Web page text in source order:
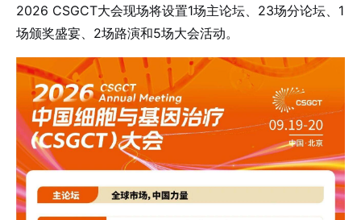
2026 CSGCT大会现场将设置1场主论坛、23场分论坛、1
场颁奖盛宴、2场路演和5场大会活动。